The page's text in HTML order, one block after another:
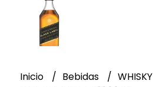
Inicio Bebidas
WHISKY